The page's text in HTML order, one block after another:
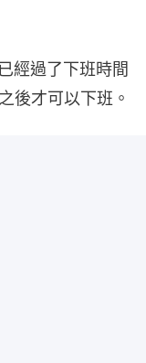
經過了下班時間
後才可以下班。